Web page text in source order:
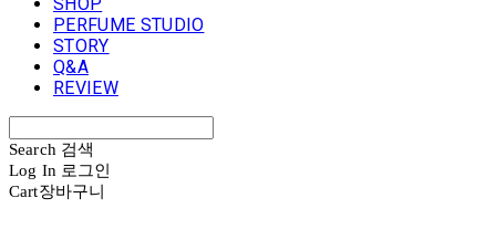
PERFUME STUDIO
STORY
Q&A
REVIEW
Search 검색
Log In 로그인
Cart장바구니